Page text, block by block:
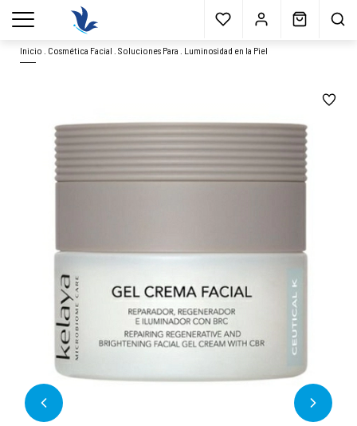
Envío gratisa partir 40€* Muestras gratis Blog
menu
Inicio Cosmética Facial .Soluciones Para Luminosidad en la Piel